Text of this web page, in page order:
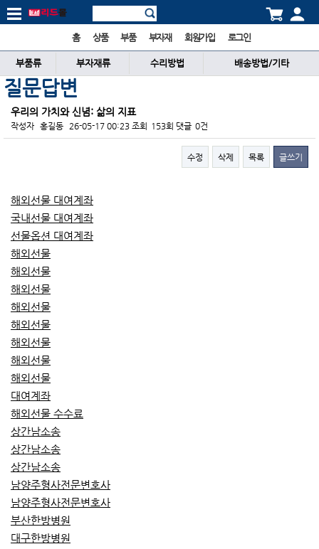
홈 상품 부품 부자재 회원가입 로그인
부품류 부자재류 수리방법 배송방법/기타
질문답변
우리의 가치와 신념: 삶의 지표
작성자 홍길동 26-05-17 00:23 조회 153회 댓글 0건
수정 삭제 목록 글쓰기
해외선물 대여계좌
국내선물 대여계좌
선물옵션 대여계좌
해외선물
해외선물
해외선물
해외선물
해외선물
해외선물
해외선물
해외선물
대여계좌
해외선물 수수료
상간남소송
상간남소송
상간남소송
남양주형사전문변호사
남양주형사전문변호사
부산한방병원
대구한방병원